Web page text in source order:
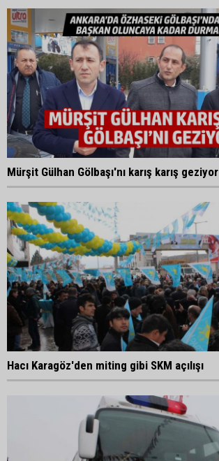
Mürşit Gülhan Gölbaşı'nı karış karış geziyor
Hacı Karagöz'den miting gibi SKM açılışı